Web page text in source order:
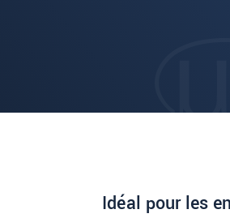
Idéal pour les